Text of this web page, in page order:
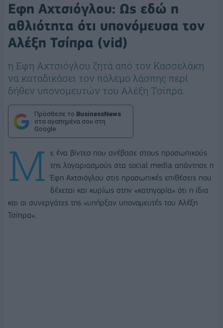
Εφη Αχτσιόγλου: Ως εδώ η
αθλιότητα ότι υπονόμευσα τον
Αλέξη Τσίπρα (vid)
η Εφη Αχτσιόγλου ζητά από τον Κασσελάκη
να καταδικάσει τον πόλεμο λάσπης περί
δήθεν υπονομευτών του Αλέξη Τσίπρα.
Πρόσθεσε το BusinessNews
στα αγαπημένα σου στη
Google
Μ
ε ένα βίντεο που ανέβασε στους προσωπικούς
της λογαριασμούς στα social media απάντησε η
Έφη Αχτσιόγλου στις προσωπικές επιθέσεις που
δέχεται και κυρίως στην «κατηγορία» ότι η ίδια
και οι συνεργάτες της «υπήρξαν υπονομευτές του Αλέξη
Τσίπρα».